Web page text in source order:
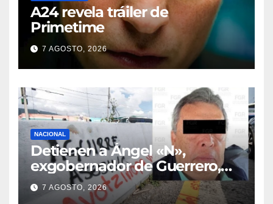
A24 revela tráiler de
Primetime
7 AGOSTO, 2026
NACIONAL
Detienen a Ángel «N»,
exgobernador de Guerrero,
por el caso Ayotzinapa
7 AGOSTO, 2026